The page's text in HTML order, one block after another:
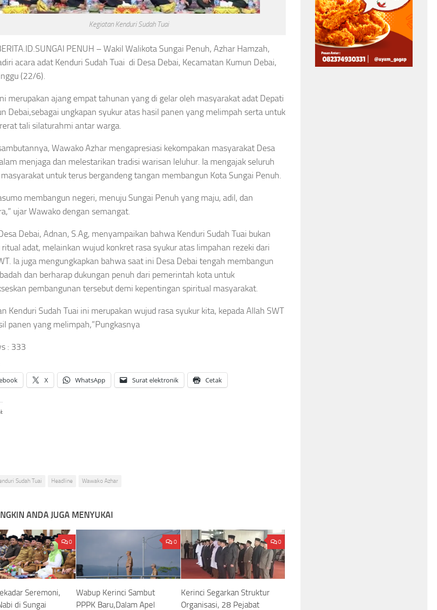
Kegiatan Kenduri Sudah Tuai
PENUH – Wakil Walikota Sungai Penuh, Azhar Hamzah,
acara adat Kenduri Sudah Tuai di Desa Debai, Kecamatan Kumun Debai,
(22/6).
merupakan ajang empat tahunan yang di gelar oleh masyarakat adat Depati
Debai,sebagai ungkapan syukur atas hasil panen yang melimpah serta untuk
tali silaturahmi antar warga.
Wawako Azhar mengapresiasi kekompakan masyarakat Desa
menjaga dan melestarikan tradisi warisan leluhur. Ia mengajak seluruh
untuk terus bergandeng tangan membangun Kota Sungai Penuh.
membangun negeri, menuju Sungai Penuh yang maju, adil, dan
ujar Wawako dengan semangat.
Debai, Adnan, S.Ag, menyampaikan bahwa Kenduri Sudah Tuai bukan
ritual adat, melainkan wujud konkret rasa syukur atas limpahan rezeki dari
Ia juga mengungkapkan bahwa saat ini Desa Debai tengah membangun
dan berharap dukungan penuh dari pemerintah kota untuk
pembangunan tersebut demi kepentingan spiritual masyarakat.
Kenduri Sudah Tuai ini merupakan wujud rasa syukur kita, kepada Allah SWT
panen yang melimpah,”Pungkasnya
: 333
X WhatsApp Surat elektronik Cetak
Sudah Tuai Headline Wawako Azhar
ANDA JUGA MENYUKAI
0
Seremoni,
di Sungai
0
Wabup Kerinci Sambut
PPPK Baru,Dalam Apel
0
Kerinci Segarkan Struktur
Organisasi, 28 Pejabat
Perawat
Agustus 6, 2026
Kemerdekaan! Bupati
Menghangatkan HUT
Asep Sanjaya Agustus 6, 2026
Bangun Benteng
Kerukunan, Libatkan
Tokoh Agama hingga
Aparat Keamanan
Rebus
Simak 5
yang
HUKUM
KPK Temukan
SGD2.000,
Pengembalian
Antoni Belum
Lengkap
Asep
Sanjaya
6, 2026
INTERNASIONAL
Tragis!
Yala FC
Tewas
Tersambar
Petir Saat
Bertanding
di Thailand
Asep
Sanjaya
Agustus